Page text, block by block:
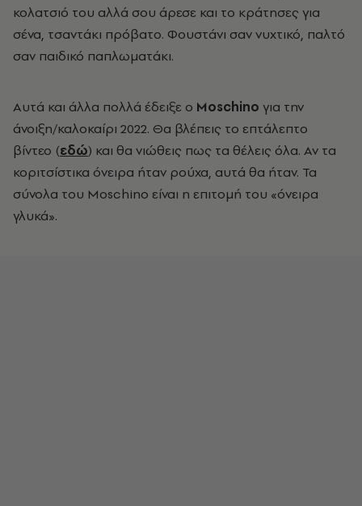
κολατσιό του αλλά σου άρεσε και το κράτησες για
σένα, τσαντάκι πρόβατο. Φουστάνι σαν νυχτικό, παλτό
σαν παιδικό παπλωματάκι.
Αυτά και άλλα πολλά έδειξε ο Moschino για την
άνοιξη/καλοκαίρι 2022. Θα βλέπεις το επτάλεπτο
βίντεο (εδώ) και θα νιώθεις πως τα θέλεις όλα. Αν τα
κοριτσίστικα όνειρα ήταν ρούχα, αυτά θα ήταν. Τα
σύνολα του Moschino είναι η επιτομή του «όνειρα
γλυκά».